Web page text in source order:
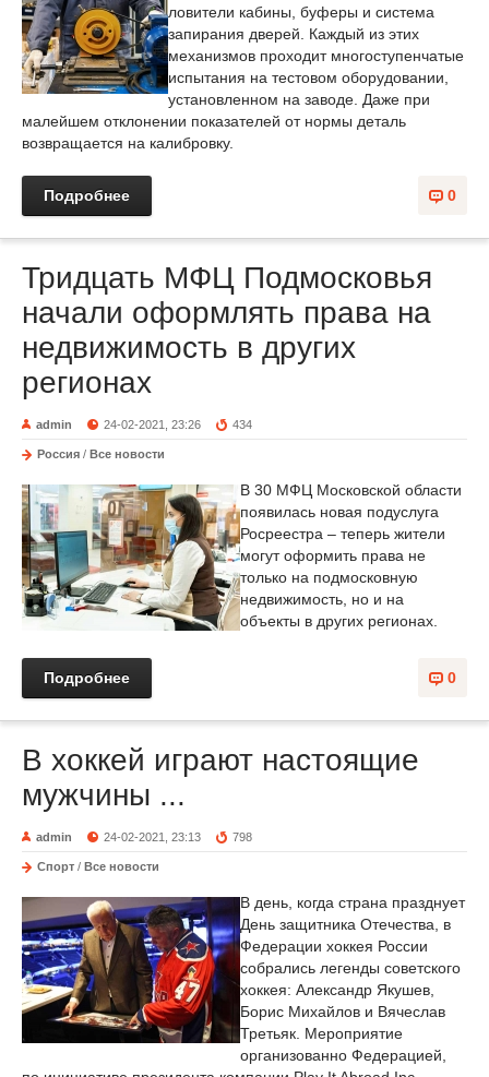
ловители кабины, буферы и система
запирания дверей. Каждый из этих
механизмов проходит многоступенчатые
испытания на тестовом оборудовании,
установленном на заводе. Даже при
малейшем отклонении показателей от нормы деталь
возвращается на калибровку.
0
Подробнее
Тридцать МФЦ Подмосковья
начали оформлять права на
недвижимость в других
регионах
admin 24-02-2021, 23:26 434
Россия / Все новости
В 30 МФЦ Московской области
появилась новая подуслуга
Росреестра – теперь жители
могут оформить права не
только на подмосковную
недвижимость, но и на
объекты в других регионах.
0
Подробнее
В хоккей играют настоящие
мужчины ...
admin 24-02-2021, 23:13 798
Спорт / Все новости
В день, когда страна празднует
День защитника Отечества, в
Федерации хоккея России
собрались легенды советского
хоккея: Александр Якушев,
Борис Михайлов и Вячеслав
Третьяк. Мероприятие
организованно Федерацией,